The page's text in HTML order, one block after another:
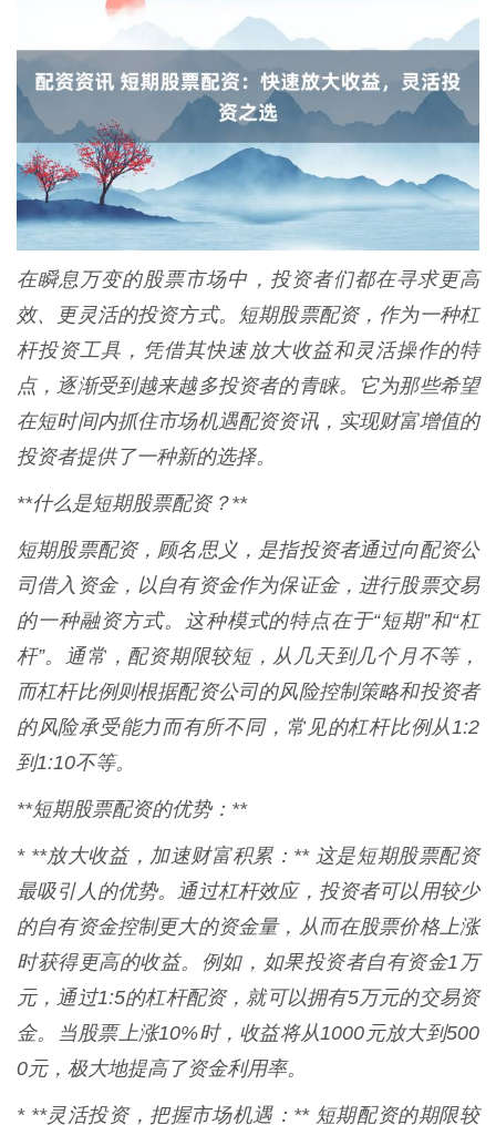
在瞬息万变的股票市场中，投资者们都在寻求更高
效、更灵活的投资方式。短期股票配资，作为一种杠
杆投资工具，凭借其快速放大收益和灵活操作的特
点，逐渐受到越来越多投资者的青睐。它为那些希望
在短时间内抓住市场机遇配资资讯，实现财富增值的
投资者提供了一种新的选择。
**什么是短期股票配资？**
短期股票配资，顾名思义，是指投资者通过向配资公
司借入资金，以自有资金作为保证金，进行股票交易
的一种融资方式。这种模式的特点在于“短期”和“杠
杆”。通常，配资期限较短，从几天到几个月不等，
而杠杆比例则根据配资公司的风险控制策略和投资者
的风险承受能力而有所不同，常见的杠杆比例从1:2
到1:10不等。
**短期股票配资的优势：**
* **放大收益，加速财富积累：** 这是短期股票配资
最吸引人的优势。通过杠杆效应，投资者可以用较少
的自有资金控制更大的资金量，从而在股票价格上涨
时获得更高的收益。例如，如果投资者自有资金1万
元，通过1:5的杠杆配资，就可以拥有5万元的交易资
金。当股票上涨10%时，收益将从1000元放大到500
0元，极大地提高了资金利用率。
* **灵活投资，把握市场机遇：** 短期配资的期限较